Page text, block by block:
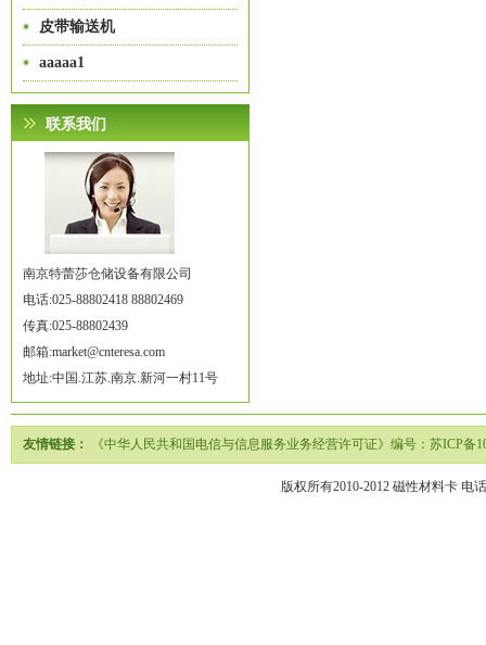
皮带输送机
aaaaa1
联系我们
南京特蕾莎仓储设备有限公司
电话:025-88802418 88802469
传真:025-88802439
邮箱:market@cnteresa.com
地址:中国.江苏.南京.新河一村11号
友情链接： 《中华人民共和国电信与信息服务业务经营许可证》编号：苏ICP备
版权所有2010-2012 磁性材料卡电话